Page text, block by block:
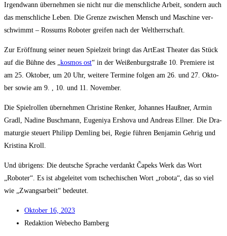
Irgend­wann über­neh­men sie nicht nur die mensch­li­che Arbeit, son­dern auch
das mensch­li­che Leben. Die Gren­ze zwi­schen Mensch und Maschi­ne ver­
schwimmt – Ros­sums Robo­ter grei­fen nach der Weltherrschaft.
Zur Eröff­nung sei­ner neu­en Spiel­zeit bringt das ArtE­ast Thea­ter das Stück
auf die Büh­ne des „ kos­mos ost“ in der Wei­ßen­burg­stra­ße 10. Pre­mie­re ist
am 25. Okto­ber, um 20 Uhr, wei­te­re Ter­mi­ne fol­gen am 26. und 27. Okto­
ber sowie am 9. , 10. und 11. November.
Die Spiel­rol­len über­neh­men Chris­ti­ne Ren­ker, Johan­nes Hauß­ner, Armin
Gradl, Nadi­ne Busch­mann, Euge­ni­ya Ersho­va und Andre­as Ell­ner. Die Dra­
ma­tur­gie steu­ert Phil­ipp Dem­ling bei, Regie füh­ren Ben­ja­min Geh­rig und
Kris­ti­na Kroll.
Und übri­gens: Die deut­sche Spra­che ver­dankt Čapeks Werk das Wort
„Robo­ter“. Es ist abge­lei­tet vom tsche­chi­schen Wort „robo­ta“, das so viel
wie „Zwangs­ar­beit“ bedeutet.
Okto­ber 16, 2023
Redak­ti­on Web­echo Bamberg